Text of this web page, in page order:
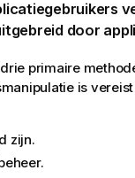
gebruikers
door
primaire
is
zijn.